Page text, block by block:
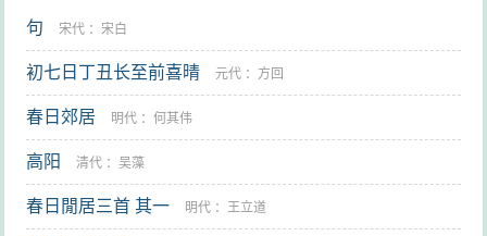
句 宋代 ：宋白
初七日丁丑长至前喜晴 元代 ： 方回
春日郊居 明代 ：何其伟
高阳 清代 ：吴藻
春日閒居三首 其一 明代 ：王立道